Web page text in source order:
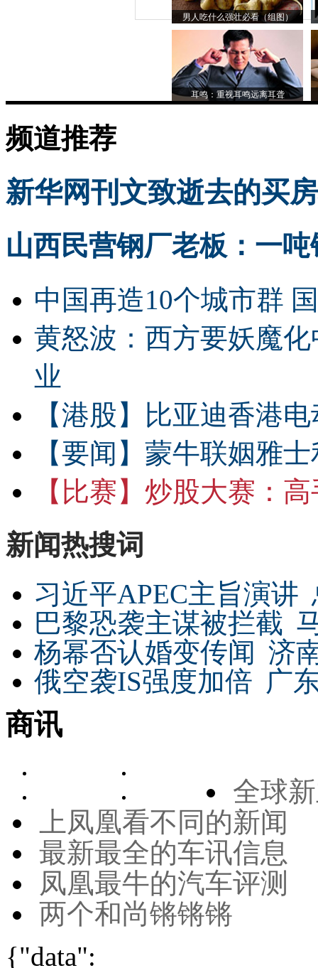
男人吃什么强壮必看（组图）
耳鸣：重视耳鸣远离耳聋
频道推荐
新华网刊文致逝去的买
山西民营钢厂老板：一
中国再造10个城市群
黄怒波：西方要妖魔
业
【港股】
比亚迪香港
【要闻】 蒙牛联姻雅
【比赛】 炒股大赛：高
新闻热搜词
习近平APEC主旨演讲
巴黎恐袭主谋被拦截
杨幂否认婚变传闻 济
俄空袭IS强度加倍 广
商讯
全球
上凤凰看不同的新闻
最新最全的车讯信息
凤凰最牛的汽车评测
两个和尚锵锵锵
{"data":